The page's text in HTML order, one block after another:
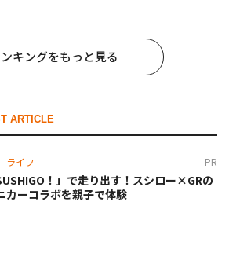
キングをもっと見る
ARTICLE
ライフ PR
！」で走り出す！スシロー×GRの
カーコラボを親子で体験